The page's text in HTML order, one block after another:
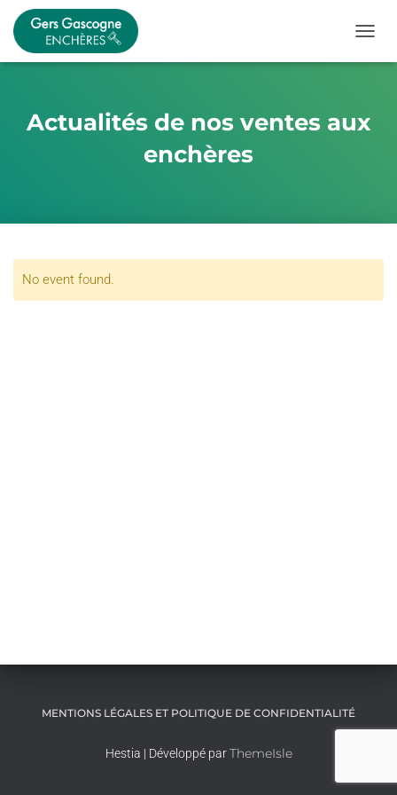
Actualités de nos ventes aux
enchères
No event found.
MENTIONS LÉGALES ET POLITIQUE DE CONFIDENTIALITÉ
Hestia | Développé parThemeIsle